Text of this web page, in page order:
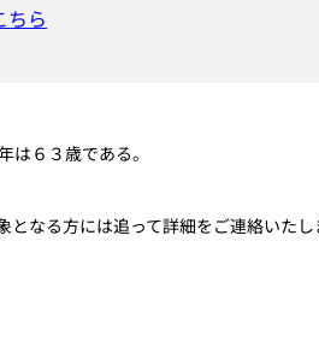
ちら
は６３歳である。
なる方には追って詳細をご連絡いたし